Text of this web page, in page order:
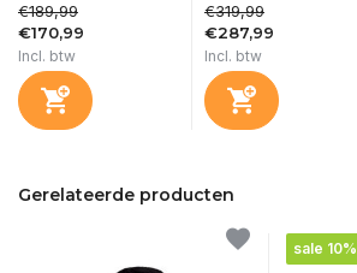
€189,99
€170,99
Incl. btw
€319,99
€287,99
Incl. btw
Gerelateerde producten
sale 10%